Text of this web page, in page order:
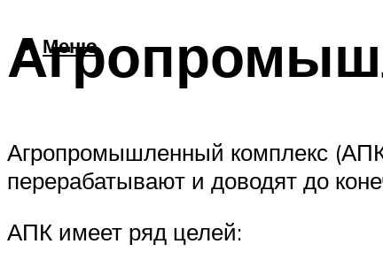
Меню
Агропромышленный комплекс
перерабатывают и доводят до
АПК имеет ряд целей: